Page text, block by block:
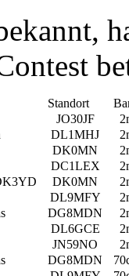
Standort
JO30JF
DL1MHJ
DK0MN
DC1LEX
DK0MN
DL9MFY
DG8MDN
DL6GCE
JN59NO
DG8MDN